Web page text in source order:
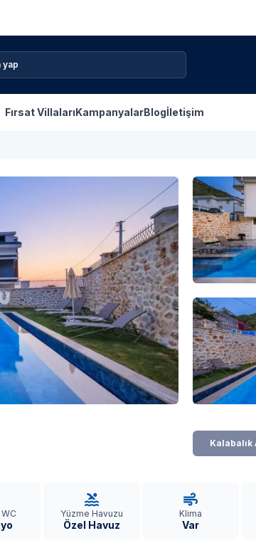
Fırsat VillalarıKampanyalarBlogİletişim
Yüzme Havuzu
Özel Havuz
Klima
Var